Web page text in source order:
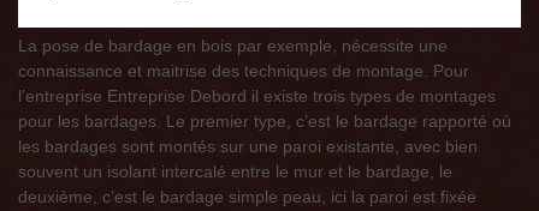
La pose de bardage en bois par exemple, nécessite une
connaissance et maitrise des techniques de montage. Pour
l’entreprise Entreprise Debord il existe trois types de montages
pour les bardages. Le premier type, c’est le bardage rapporté où
les bardages sont montés sur une paroi existante, avec bien
souvent un isolant intercalé entre le mur et le bardage, le
deuxième, c’est le bardage simple peau, ici la paroi est fixée